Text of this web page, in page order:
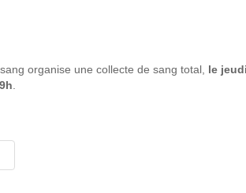
organise une collecte de sang total, le